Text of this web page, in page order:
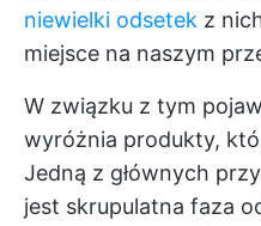
niewielki odsetek z
miejsce na naszym
W związku z tym
wyróżnia produkty,
Jedną z głównych
jest skrupulatna faza